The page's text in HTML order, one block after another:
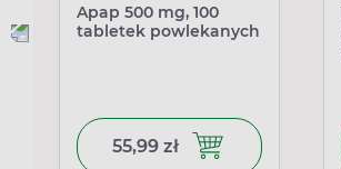
Apap 500 mg, 100
tabletek powlekanych
Dodaj do koszyka
55,99 zł